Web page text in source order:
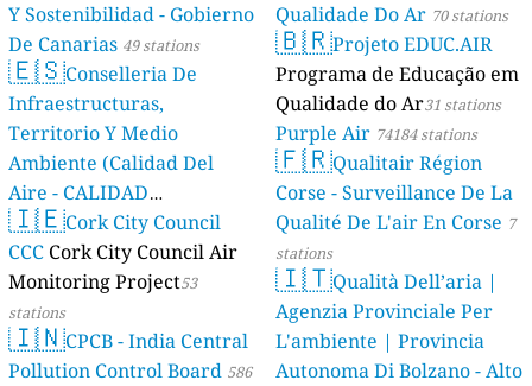
Y Sostenibilidad - Gobierno
De Canarias 49 stations
🇪🇸Conselleria De
Infraestructuras,
Territorio Y Medio
Ambiente (Calidad Del
Aire - CALIDAD
AMBIENTAL) 23 stations
🇮🇪Cork City Council
CCC Cork City Council Air
Monitoring Project53
stations
🇮🇳CPCB - India Central
Pollution Control Board 586
Qualidade Do Ar 70 stations
🇧🇷Projeto EDUC.AIR
Programa de Educação em
Qualidade do Ar31 stations
Purple Air 74184 stations
🇫🇷Qualitair Région
Corse - Surveillance De La
Qualité De L'air En Corse 7
stations
🇮🇹Qualità Dell’aria |
Agenzia Provinciale Per
L'ambiente | Provincia
Autonoma Di Bolzano - Alto